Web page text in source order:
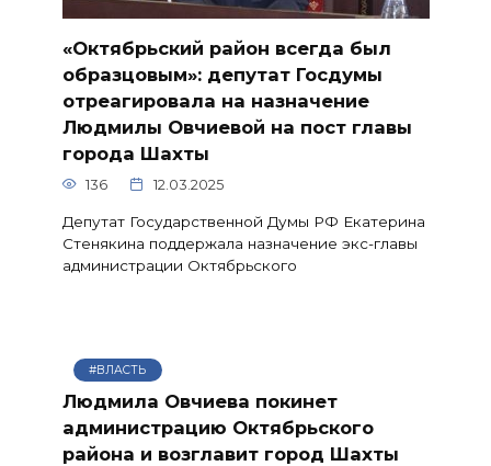
«Октябрьский район всегда был
образцовым»: депутат Госдумы
отреагировала на назначение
Людмилы Овчиевой на пост главы
города Шахты
136 12.03.2025
Депутат Государственной Думы РФ Екатерина
Стенякина поддержала назначение экс-главы
администрации Октябрьского
#ВЛАСТЬ
Людмила Овчиева покинет
администрацию Октябрьского
района и возглавит город Шахты